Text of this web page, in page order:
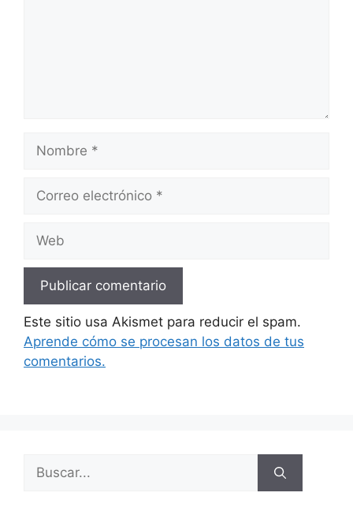
electrónico
Este sitio usa Akismet para reducir el spam.
Aprende cómo se procesan los datos de tus
comentarios.
Buscar: